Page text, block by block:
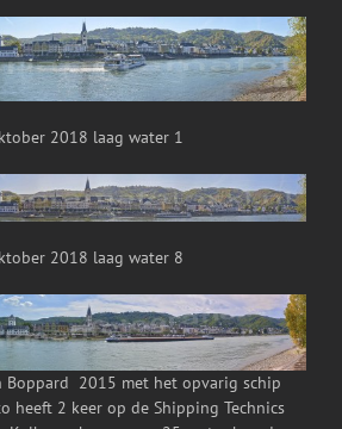
2018 laag water 1
2018 laag water 8
Boppard 2015 met het opvarig schip
heeft 2 keer op de Shipping Technics